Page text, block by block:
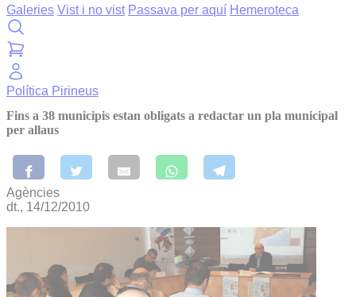
Galeries Vist i no vist Passava per aquí Hemeroteca
Política Pirineus
Fins a 38 municipis estan obligats a redactar un pla municipal
per allaus
Agències
dt., 14/12/2010